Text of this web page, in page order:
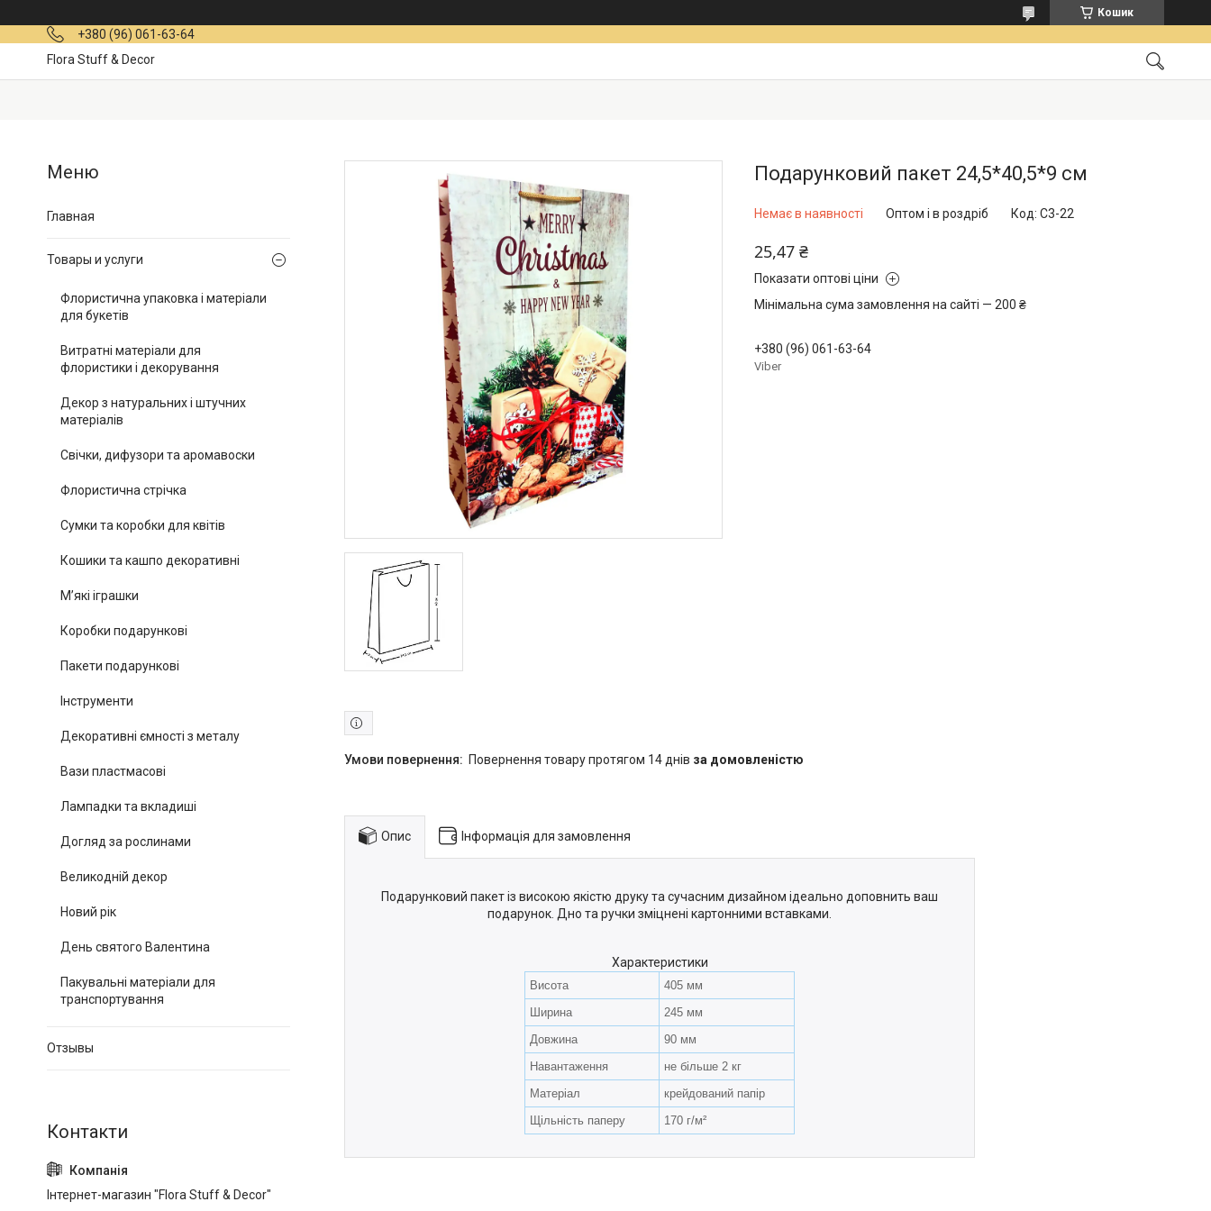
Кошик
+380 (96) 061-63-64
Flora Stuff & Decor
Подарунковий пакет 24,5*40,5*9 см
Немає в наявності Оптом і в роздріб Код: C3-22
25,47 ₴
Показати оптові ціни
Мінімальна сума замовлення на сайті — 200 ₴
+380 (96) 061-63-64
Viber
повернення товару протягом 14 днів за домовленістю
Опис Інформація для замовлення
Подарунковий пакет із високою якістю друку та сучасним дизайном ідеально доповнить ваш
подарунок. Дно та ручки зміцнені картонними вставками.
Характеристики
Висота
405 мм
Ширина
245 мм
Довжина
90 мм
Навантаження
не більше 2 кг
Матеріал
крейдований папір
Щільність паперу
170 г/м²
Главная
Товары и услуги
Флористична упаковка і матеріали
для букетів
Витратні матеріали для
флористики і декорування
Декор з натуральних і штучних
матеріалів
Свічки, дифузори та аромавоски
Флористична стрічка
Сумки та коробки для квітів
Кошики та кашпо декоративні
М’які іграшки
Коробки подарункові
Пакети подарункові
Інструменти
Декоративні ємності з металу
Вази пластмасові
Лампадки та вкладиші
Догляд за рослинами
Великодній декор
Новий рік
День святого Валентина
Пакувальні матеріали для
транспортування
Отзывы
Інтернет-магазин "Flora Stuff & Decor"